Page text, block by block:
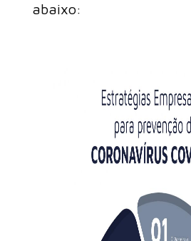
abaixo: